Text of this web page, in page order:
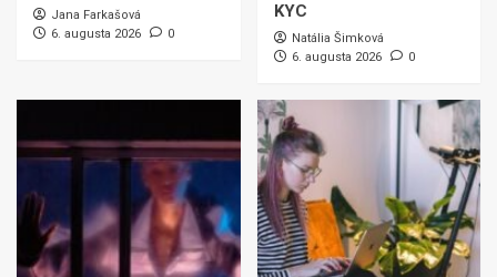
Jana Farkašová
6. augusta 2026
0
KYC
Natália Šimková
6. augusta 2026
0